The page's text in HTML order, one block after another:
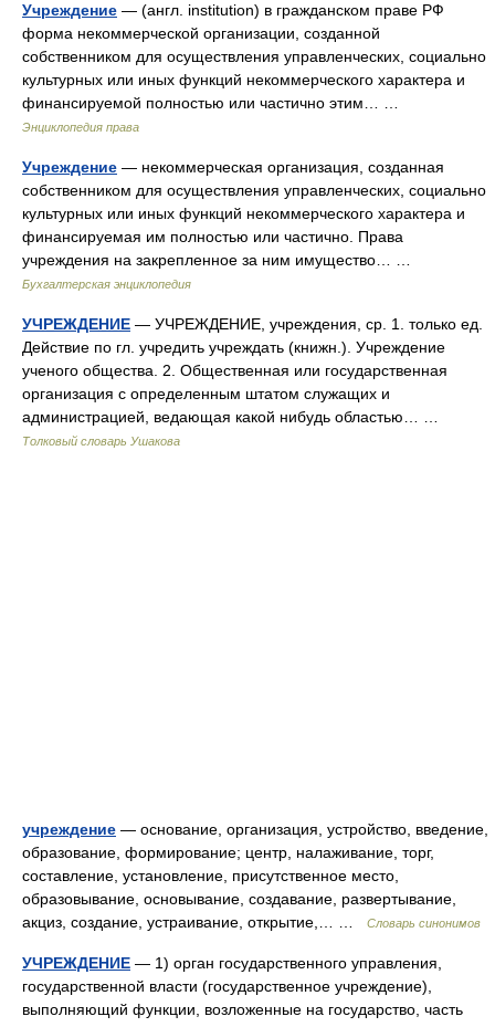
Учреждение — (англ. institution) в гражданском праве РФ
форма некоммерческой организации, созданной
собственником для осуществления управленческих, социально
культурных или иных функций некоммерческого характера и
финансируемой полностью или частично этим… …
Энциклопедия права
Учреждение — некоммерческая организация, созданная
собственником для осуществления управленческих, социально
культурных или иных функций некоммерческого характера и
финансируемая им полностью или частично. Права
учреждения на закрепленное за ним имущество… …
Бухгалтерская энциклопедия
УЧРЕЖДЕНИЕ — УЧРЕЖДЕНИЕ, учреждения, ср. 1. только ед.
Действие по гл. учредить учреждать (книжн.). Учреждение
ученого общества. 2. Общественная или государственная
организация с определенным штатом служащих и
администрацией, ведающая какой нибудь областью… …
Толковый словарь Ушакова
учреждение — основание, организация, устройство, введение,
образование, формирование; центр, налаживание, торг,
составление, установление, присутственное место,
образовывание, основывание, создавание, развертывание,
акциз, создание, устраивание, открытие,… …
Словарь синонимов
УЧРЕЖДЕНИЕ — 1) орган государственного управления,
государственной власти (государственное учреждение),
выполняющий функции, возложенные на государство, часть